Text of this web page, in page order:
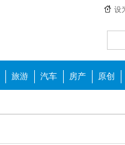
设
旅游 汽车 房产 原创